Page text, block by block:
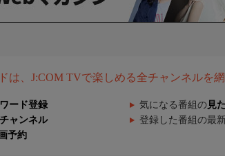
は、J:COM TVで楽しめる全チャンネルを
ード登録 気になる番組の 見
ャンネル 登録した番組の最
予約